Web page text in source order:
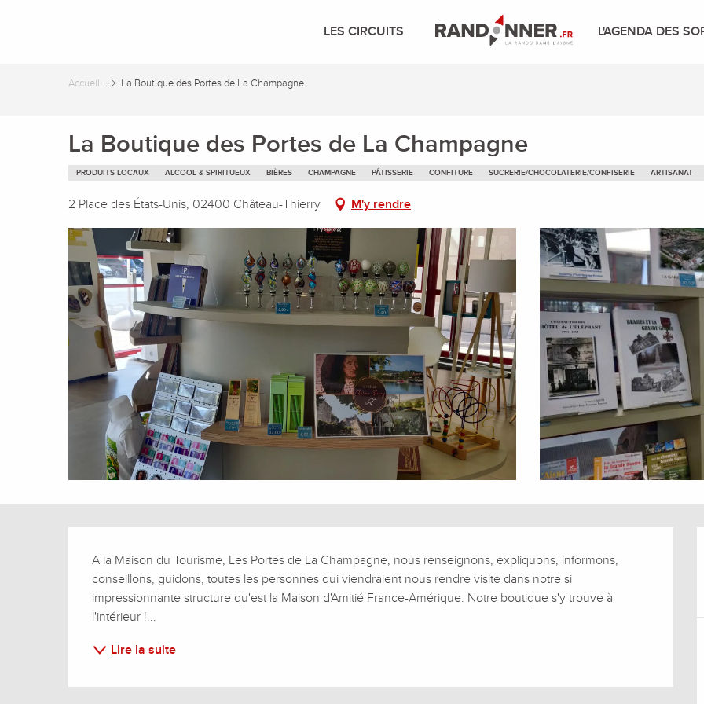
LES CIRCUITS L'AGENDA DES
Accueil La Boutique des Portes de La Champagne
La Boutique des Portes de La Champagne
PRODUITS LOCAUX ALCOOL & SPIRITUEUX BIÈRES CHAMPAGNE PÂTISSERIE CONFITURE SUCRERIE/CHOCOLATERIE/CONFISERIE ARTISANAT
2 Place des États-Unis, 02400 Château-Thierry M'y rendre
Description
A la Maison du Tourisme, Les Portes de La Champagne, nous renseignons, expliquons, informons,
conseillons, guidons, toutes les personnes qui viendraient nous rendre visite dans notre si
impressionnante structure qu'est la Maison d'Amitié France-Amérique. Notre boutique s'y trouve à
l'intérieur !...
Lire la suite